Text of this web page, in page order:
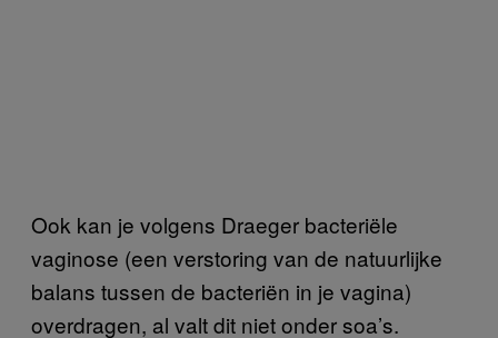
Ook kan je volgens Draeger bacteriële
vaginose (een verstoring van de natuurlijke
balans tussen de bacteriën in je vagina)
overdragen, al valt dit niet onder soa’s.